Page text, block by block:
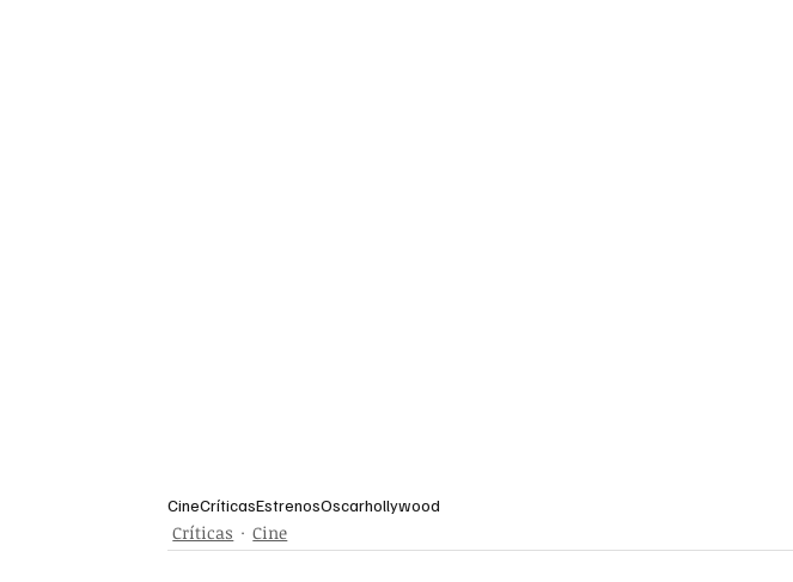
CineCríticasEstrenosOscarhollywood
Críticas Cine